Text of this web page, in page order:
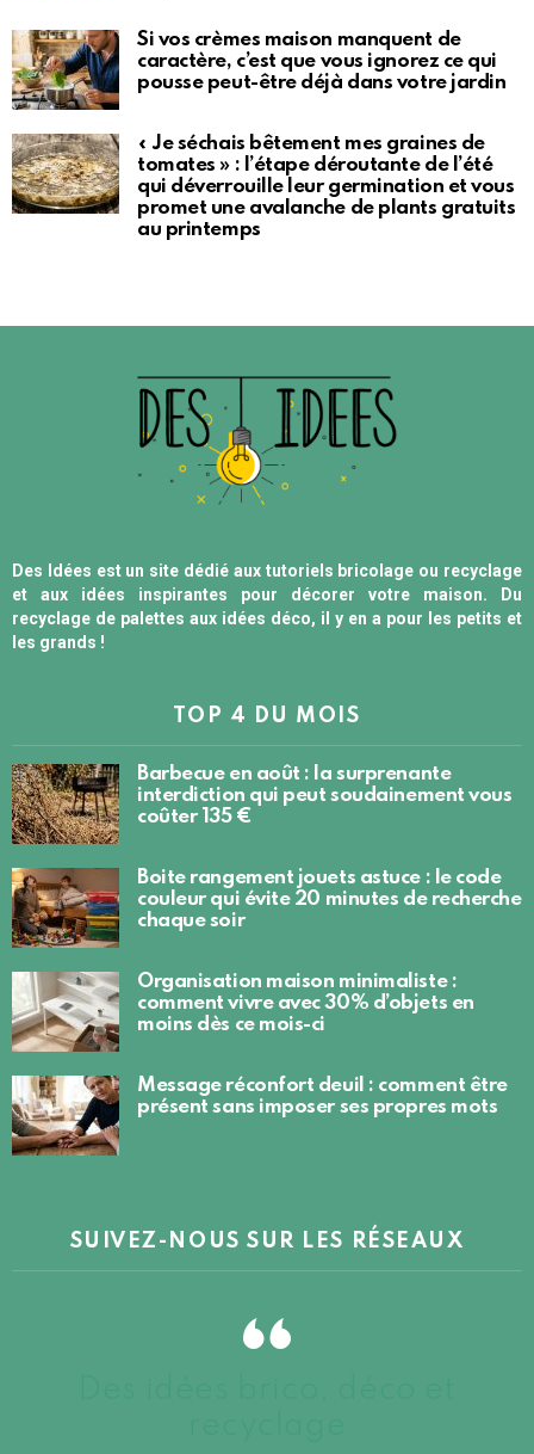
Si vos crèmes maison manquent de
caractère, c’est que vous ignorez ce qui
pousse peut-être déjà dans votre jardin
« Je séchais bêtement mes graines de
tomates » : l’étape déroutante de l’été
qui déverrouille leur germination et vous
promet une avalanche de plants gratuits
au printemps
Des Idées est un site dédié aux tutoriels bricolage ou recyclage
et aux idées inspirantes pour décorer votre maison. Du
recyclage de palettes aux idées déco, il y en a pour les petits et
les grands !
TOP 4 DU MOIS
Barbecue en août : la surprenante
interdiction qui peut soudainement vous
coûter 135 €
Boite rangement jouets astuce : le code
couleur qui évite 20 minutes de recherche
chaque soir
Organisation maison minimaliste :
comment vivre avec 30% d’objets en
moins dès ce mois-ci
Message réconfort deuil : comment être
présent sans imposer ses propres mots
SUIVEZ-NOUS SUR LES RÉSEAUX